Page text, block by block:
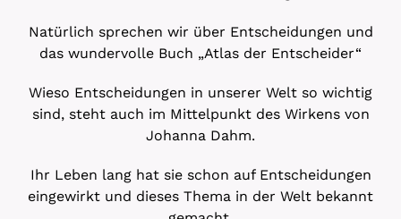
Natürlich sprechen wir über Entscheidungen und
das wundervolle Buch „Atlas der Entscheider“
Wieso Entscheidungen in unserer Welt so wichtig
sind, steht auch im Mittelpunkt des Wirkens von
Johanna Dahm.
Ihr Leben lang hat sie schon auf Entscheidungen
eingewirkt und dieses Thema in der Welt bekannt